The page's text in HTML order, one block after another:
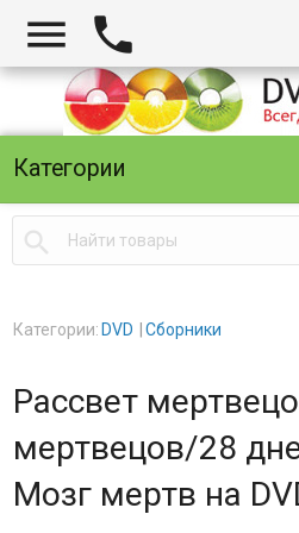
 
Категории

Категории: DVD Сборники
Рассвет
мертвецов/28
Мозг мертв на